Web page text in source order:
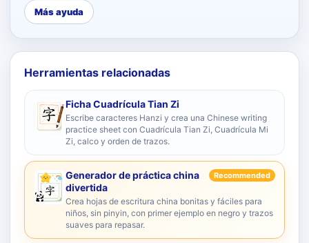
Más ayuda
Herramientas relacionadas
Ficha Cuadrícula Tian Zi
Escribe caracteres Hanzi y crea una Chinese writing
practice sheet con Cuadrícula Tian Zi, Cuadrícula Mi
Zi, calco y orden de trazos.
Generador de práctica china
divertida
Recommended
Crea hojas de escritura china bonitas y fáciles para
niños, sin pinyin, con primer ejemplo en negro y trazos
suaves para repasar.